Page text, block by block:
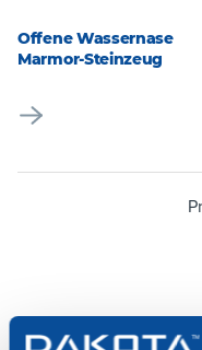
Offene Wassernase
Marmor-Steinzeug